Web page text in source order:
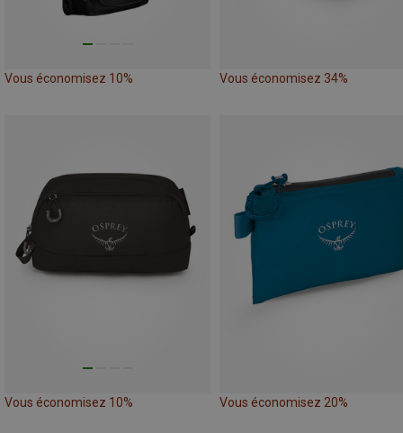
Vous économisez 10% Vous économisez 34%
Vous économisez 10% Vous économisez 20%